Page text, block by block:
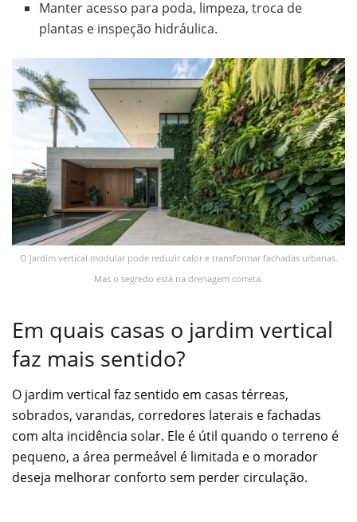
Manter acesso para poda, limpeza, troca de
plantas e inspeção hidráulica.
O jardim vertical modular pode reduzir calor e transformar fachadas urbanas.
Mas o segredo está na drenagem correta.
Em quais casas o jardim vertical
faz mais sentido?
O jardim vertical faz sentido em casas térreas,
sobrados, varandas, corredores laterais e fachadas
com alta incidência solar. Ele é útil quando o terreno é
pequeno, a área permeável é limitada e o morador
deseja melhorar conforto sem perder circulação.